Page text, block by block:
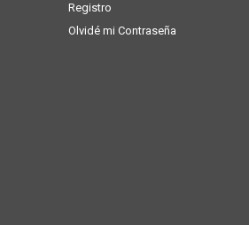
Registro
Olvidé mi Contraseña